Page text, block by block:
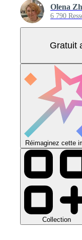
Olena
6 790
Gratuit
Réimaginez cette
Collection